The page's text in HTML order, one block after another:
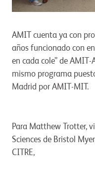
AMIT cuenta ya con
años funcionado con
en cada cole” de
mismo programa
Madrid por AMIT-MIT.
Para Matthew Trotter,
Sciences de Bristol
CITRE,